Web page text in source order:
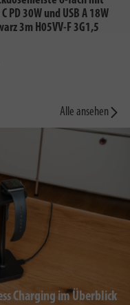
C PD 30W und USB A 18W
3m H05VV-F 3G1,5
Alle ansehen
Charging im Überblick